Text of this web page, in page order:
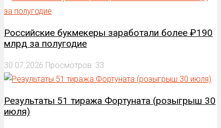
Российские букмекеры заработали более ₽190
млрд за полугодие
30.07.2026 Просмотров: 33
Результаты 51 тиража Фортуната (розыгрыш 30
июля)